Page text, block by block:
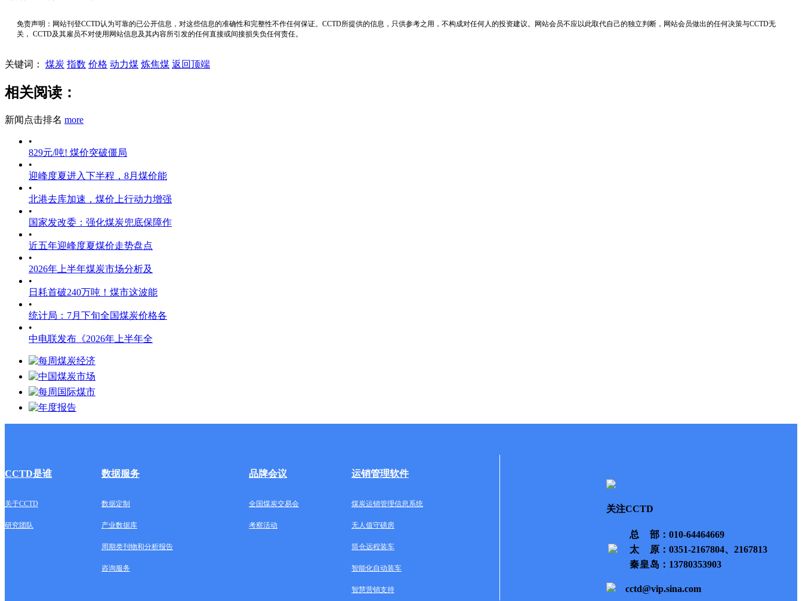
免责声明：网站刊登CCTD认为可靠的已公开信息，对这些信息的准确性和完整性不作任何保证。CCTD所提供的信息，只供参考之用，不构成对任何人的投资建议。网站会员不应以此取代自己的独立判断，网站会员做出的任何决策与CCTD无
关， CCTD及其雇员不对使用网站信息及其内容所引发的任何直接或间接损失负任何责任。
关键词： 煤炭 指数 价格 动力煤 炼焦煤 返回顶端
相关阅读：
新闻点击排名 more
•
829元/吨! 煤价突破僵局
•
迎峰度夏进入下半程，8月煤价能
•
北港去库加速，煤价上行动力增强
•
国家发改委：强化煤炭兜底保障作
•
近五年迎峰度夏煤价走势盘点
•
2026年上半年煤炭市场分析及
•
日耗首破240万吨！煤市这波能
•
统计局：7月下旬全国煤炭价格各
•
中电联发布《2026年上半年全
CCTD是谁 数据服务 品牌会议 运销管理软件
关于CCTD 数据定制 全国煤炭交易会 煤炭运销管理信息系统
研究团队 产业数据库 考察活动 无人值守磅房
周期类刊物和分析报告 筒仓远程装车
咨询服务 智能化自动装车
智慧营销支持
关注CCTD
总部 ：010-64464669
太原 ：0351-2167804、2167813
秦皇岛 ：13780353903
cctd@vip.sina.com